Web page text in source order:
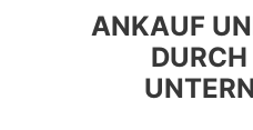
ANKAUF